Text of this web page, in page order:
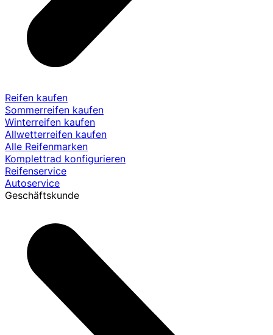
Reifen kaufen
Sommerreifen kaufen
Winterreifen kaufen
Allwetterreifen kaufen
Alle Reifenmarken
Komplettrad konfigurieren
Reifenservice
Autoservice
Geschäftskunde